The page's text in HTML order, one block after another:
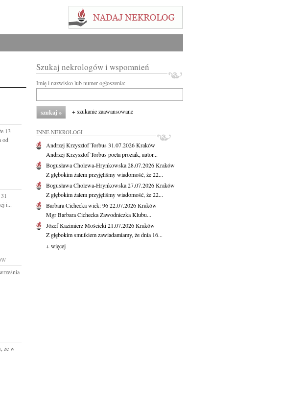
13
od
i...
że w
Szukaj nekrologów i wspomnień
Imię i nazwisko lub numer ogłoszenia:
+ szukanie zaawansowane
INNE NEKROLOGI
Andrzej Krzysztof Torbus31.07.2026Kraków
Andrzej Krzysztof Torbus poeta prozaik, autor...
Bogusława Cholewa-Hrynkowska28.07.2026Kraków
Z głębokim żalem przyjęliśmy wiadomość, że 22...
Bogusława Cholewa-Hrynkowska27.07.2026Kraków
Z głębokim żalem przyjęliśmy wiadomość, że 22...
Barbara Cicheckawiek: 9622.07.2026Kraków
Mgr Barbara Cichecka Zawodniczka Klubu...
Józef Kazimierz Mościcki21.07.2026Kraków
Z głębokim smutkiem zawiadamiamy, że dnia 16...
+ więcej